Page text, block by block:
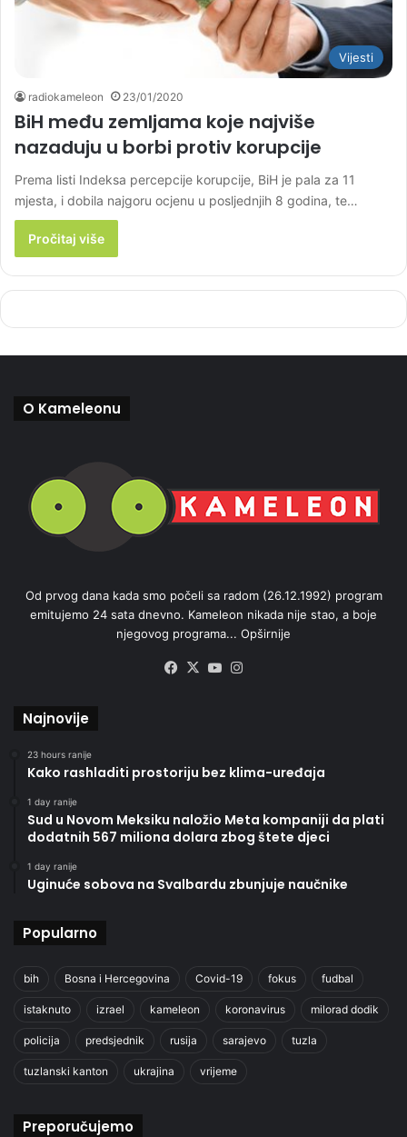
Vijesti
radiokameleon 23/01/2020
BiH među zemljama koje najviše
nazaduju u borbi protiv korupcije
Prema listi Indeksa percepcije korupcije, BiH je pala za 11
mjesta, i dobila najgoru ocjenu u posljednjih 8 godina, te…
Pročitaj više
O Kameleonu
Od prvog dana kada smo počeli sa radom (26.12.1992) program
emitujemo 24 sata dnevno. Kameleon nikada nije stao, a boje
njegovog programa... Opširnije
Facebook
X YouTube
Najnovije
23 hours ranije
Kako rashladiti prostoriju bez klima-uređaja
1 day ranije
Sud u Novom Meksiku naložio Meta kompaniji da plati
dodatnih 567 miliona dolara zbog štete djeci
1 day ranije
Uginuće sobova na Svalbardu zbunjuje naučnike
Popularno
bih Bosna i Hercegovina Covid-19 fokus fudbal
istaknuto izrael kameleon koronavirus milorad dodik
policija predsjednik rusija sarajevo tuzla
tuzlanski kanton ukrajina vrijeme
Preporučujemo